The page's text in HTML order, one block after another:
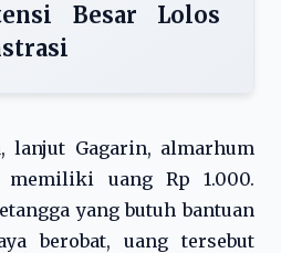
Besar Lolos
lanjut Gagarin, almarhum
memiliki uang Rp 1.000.
yang butuh bantuan
berobat, uang tersebut